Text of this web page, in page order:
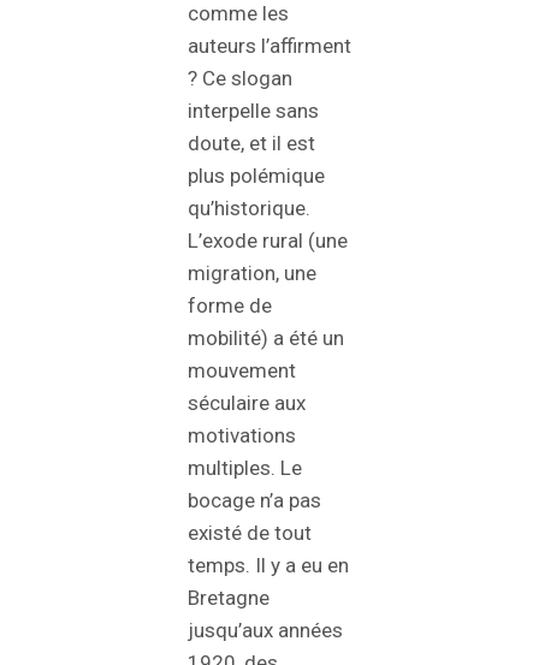
comme les
auteurs l’affirment
? Ce slogan
interpelle sans
doute, et il est
plus polémique
qu’historique.
L’exode rural (une
migration, une
forme de
mobilité) a été un
mouvement
séculaire aux
motivations
multiples. Le
bocage n’a pas
existé de tout
temps. Il y a eu en
Bretagne
jusqu’aux années